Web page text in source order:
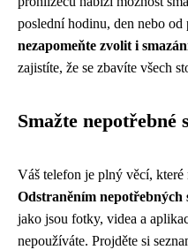
poslední hodinu, den nebo
nezapomeňte zvolit i
zajistíte, že se zbavíte všech
Smažte nepotřebné
Váš telefon je plný věcí, které
Odstraněním nepotřebných
jako jsou fotky, videa a
nepoužíváte. Projděte si